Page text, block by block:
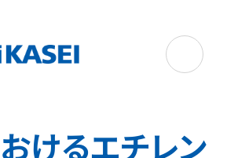
けるエチレン